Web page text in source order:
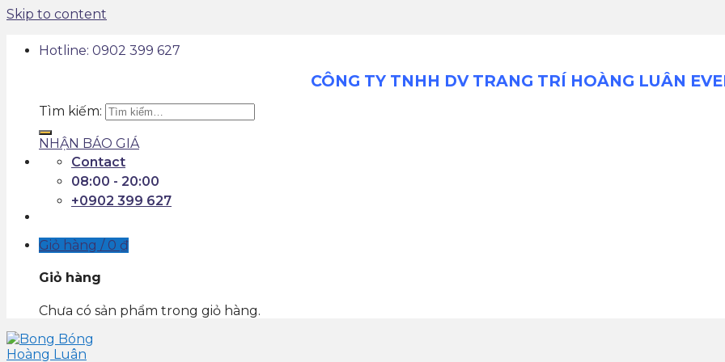
Skip to content
Hotline: 0902 399 627
CÔNG TY TNHH DV TRANG TRÍ HOÀNG LUÂN
Tìm kiếm:
NHẬN BÁO GIÁ
Contact
08:00 - 20:00
+0902 399 627
Giỏ hàng / 0 ₫
Giỏ hàng
Chưa có sản phẩm trong giỏ hàng.